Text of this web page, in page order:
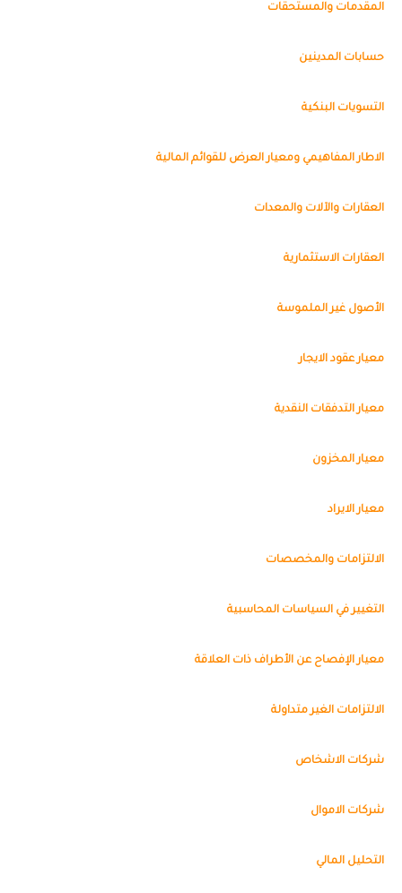
المقدمات والمستحقات
حسابات المدينين
التسويات البنكية
الاطار المفاهيمي ومعيار العرض للقوائم المالية
العقارات والآلات والمعدات
العقارات الاستثمارية
الأصول غير الملموسة
معيار عقود الايجار
معيار التدفقات النقدية
معيار المخزون
معيار الايراد
الالتزامات والمخصصات
التغيير في السياسات المحاسبية
معيار الإفصاح عن الأطراف ذات العلاقة
الالتزامات الغير متداولة
شركات الاشخاص
شركات الاموال
التحليل المالي